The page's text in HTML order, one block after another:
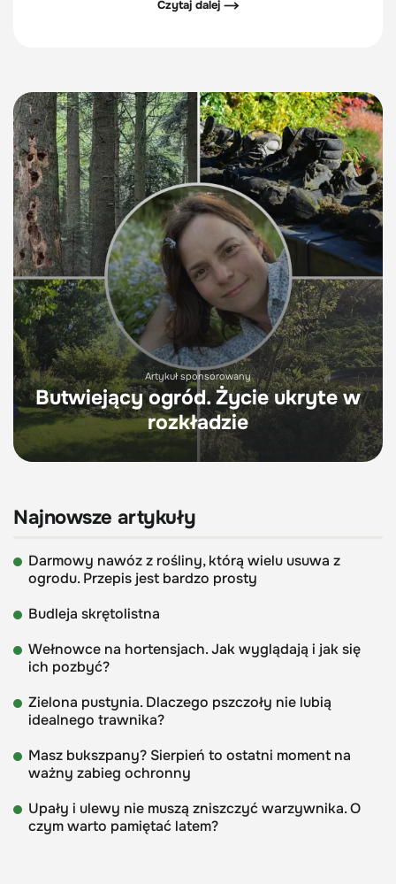
Czytaj dalej ⟶
Artykuł sponsorowany
Butwiejący ogród. Życie ukryte w
rozkładzie
Najnowsze artykuły
Darmowy nawóz z rośliny, którą wielu usuwa z
ogrodu. Przepis jest bardzo prosty
Budleja skrętolistna
Wełnowce na hortensjach. Jak wyglądają i jak się
ich pozbyć?
Zielona pustynia. Dlaczego pszczoły nie lubią
idealnego trawnika?
Masz bukszpany? Sierpień to ostatni moment na
ważny zabieg ochronny
Upały i ulewy nie muszą zniszczyć warzywnika. O
czym warto pamiętać latem?